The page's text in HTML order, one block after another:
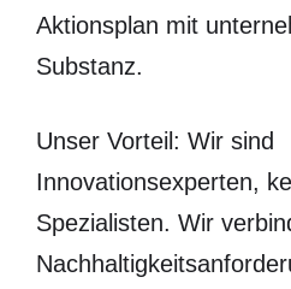
Aktionsplan mit
Substanz.
Unser Vorteil: Wir sind
Innovationsexperten,
Spezialisten. Wir